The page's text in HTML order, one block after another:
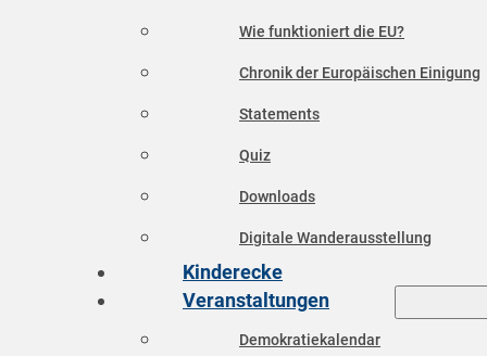
Wie funktioniert die EU?
Chronik der Europäischen Einigung
Statements
Quiz
Downloads
Digitale Wanderausstellung
Kinderecke
Veranstaltungen
Demokratiekalendar